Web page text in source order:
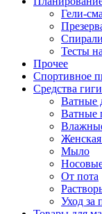
Гели-
Спирали
Тесты
Прочее
Спортивное
Средства
Ватные
Ватные
Мыло
От пота
Уход за